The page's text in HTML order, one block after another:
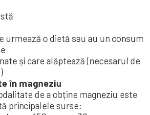
urmează o dietă sau au un consum
și care alăptează (necesarul de
în magneziu
de a obține magneziu este
principalele surse: